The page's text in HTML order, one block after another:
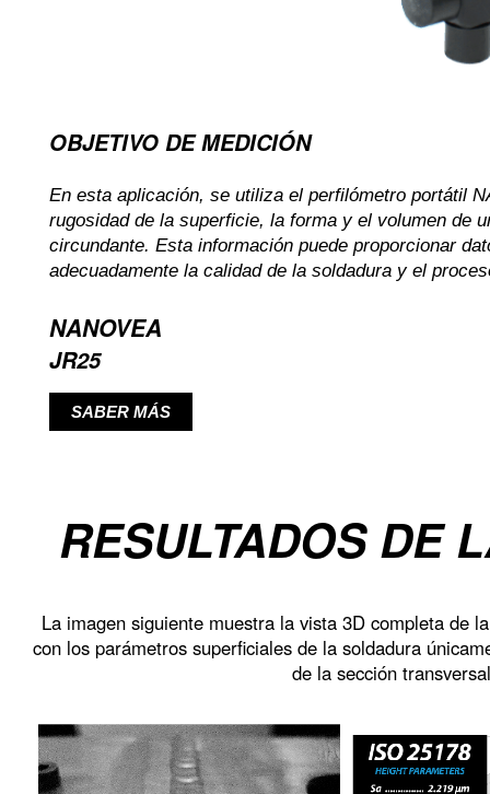
OBJETIVO DE MEDICIÓN
En esta aplicación, se utiliza el perfilómetro portátil
rugosidad de la superficie, la forma y el volumen de
circundante. Esta información puede proporcionar
adecuadamente la calidad de la soldadura y el
NANOVEA
JR25
SABER MÁS
RESULTADOS DE
La imagen siguiente muestra la vista 3D completa de
con los parámetros superficiales de la soldadura
de la sección